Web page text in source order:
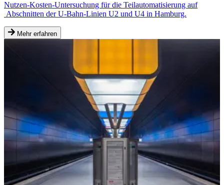
Nutzen-Kosten-Untersuchung für die Teilautomatisierung auf
Abschnitten der U-Bahn-Linien U2 und U4 in Hamburg.
Mehr erfahren